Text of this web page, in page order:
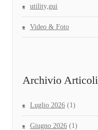
utility,gui
Video & Foto
Archivio Articoli
Luglio 2026 (1)
Giugno 2026 (1)